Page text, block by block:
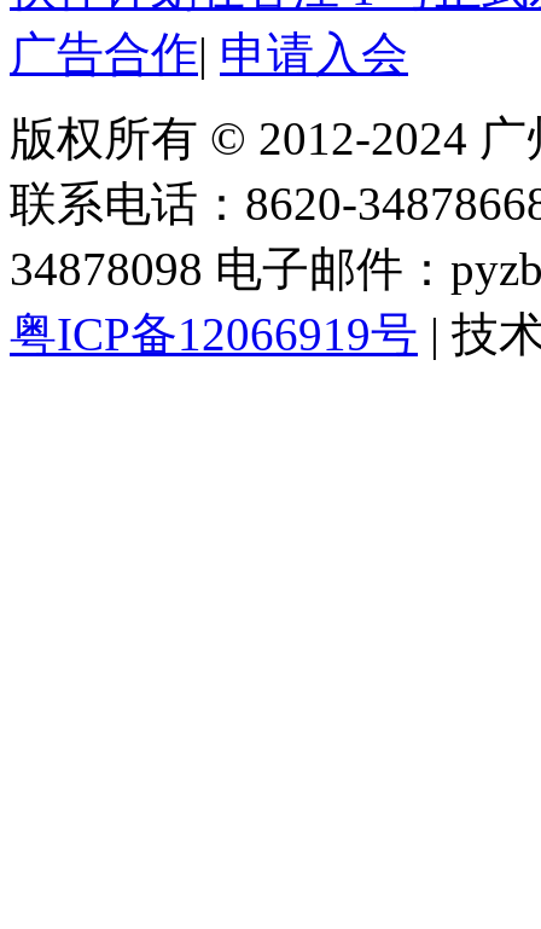
广告合作| 申请入会
版权所有 © 2012-2024
联系电话：8620-
34878098 电子邮件：
粤ICP备12066919号 | 技